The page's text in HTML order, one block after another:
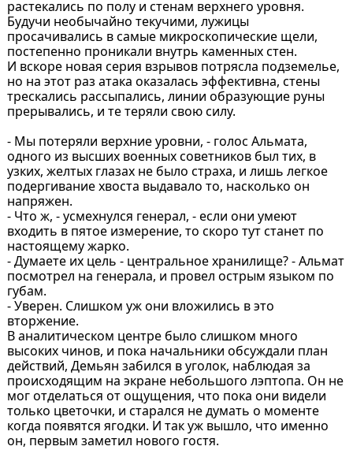
растекались по полу и стенам верхнего уровня.
Будучи необычайно текучими, лужицы
просачивались в самые микроскопические щели,
постепенно проникали внутрь каменных стен.
И вскоре новая серия взрывов потрясла подземелье,
но на этот раз атака оказалась эффективна, стены
трескались рассыпались, линии образующие руны
прерывались, и те теряли свою силу.
- Мы потеряли верхние уровни, - голос Альмата,
одного из высших военных советников был тих, в
узких, желтых глазах не было страха, и лишь легкое
подергивание хвоста выдавало то, насколько он
напряжен.
- Что ж, - усмехнулся генерал, - если они умеют
входить в пятое измерение, то скоро тут станет по
настоящему жарко.
- Думаете их цель - центральное хранилище? - Альмат
посмотрел на генерала, и провел острым языком по
губам.
- Уверен. Слишком уж они вложились в это
вторжение.
В аналитическом центре было слишком много
высоких чинов, и пока начальники обсуждали план
действий, Демьян забился в уголок, наблюдая за
происходящим на экране небольшого лэптопа. Он не
мог отделаться от ощущения, что пока они видели
только цветочки, и старался не думать о моменте
когда появятся ягодки. И так уж вышло, что именно
он, первым заметил нового гостя.